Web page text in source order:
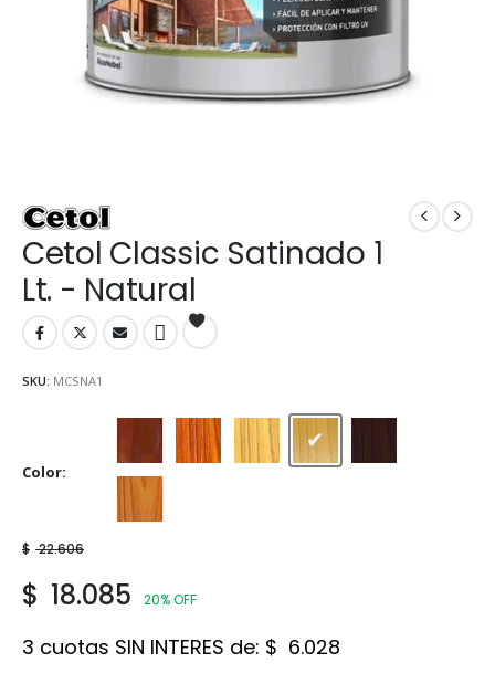
Cetol Classic Satinado 1
Lt. - Natural
SKU: MCSNA1
Color
Caoba Cedro Cristal Natural
Roble
$ 22.606
$ 18.085 20% OFF
3 cuotas SIN INTERES de: $ 6.028